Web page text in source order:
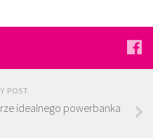
POST
idealnego powerbanka